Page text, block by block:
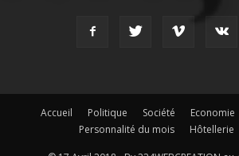
Accueil Politique Société Economie
Personnalité du mois
Hôtellerie